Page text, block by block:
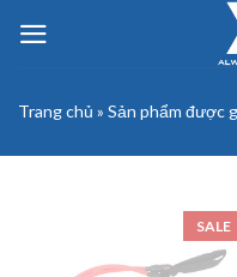
Trang chủ » Sản phẩm được
SALE